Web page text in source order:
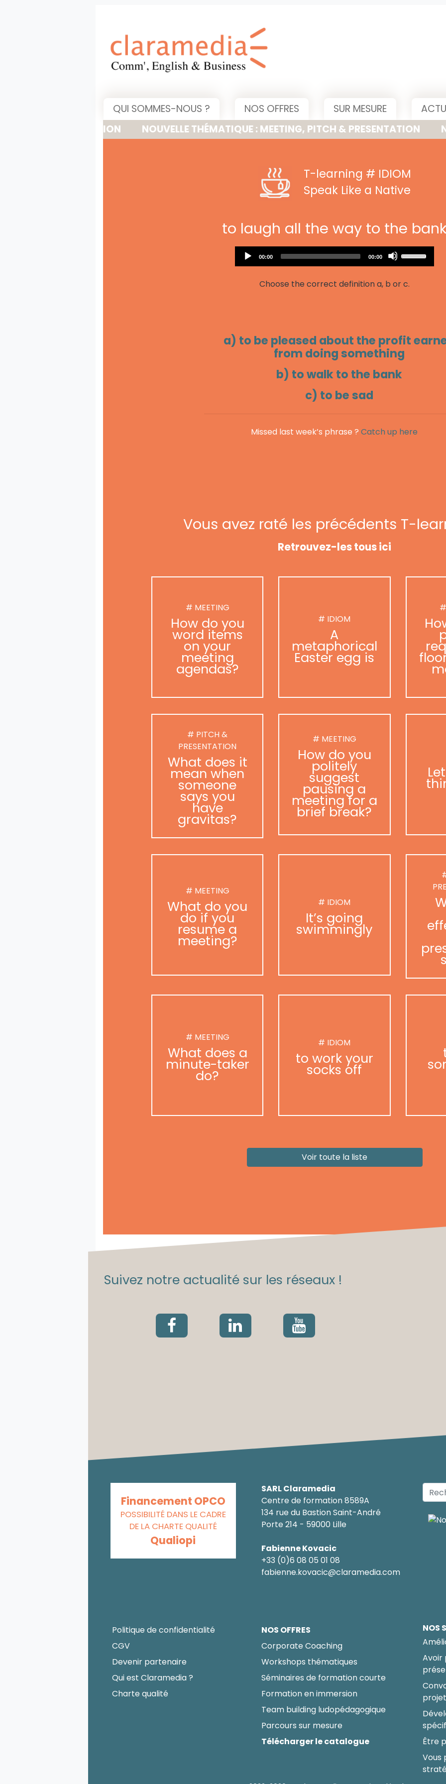
QUI SOMMES-NOUS ? NOS OFFRES SUR MESURE
NOUVELLE THÉMATIQUE : MEETING, PITCH & PRESENTATION
T-learning # IDIOM
Speak Like a Native
to laugh all the way to the
Audio
Player
Current
00:00
Total
00:00
keys
decrease
volume.
Choose the correct definition a, b or c.
a) to be pleased about the profit
from doing something
b) to walk to the bank
c) to be sad
Missed last week’s phrase ?Catch up here
Vous avez raté les précédents T-
Retrouvez-les tous ici
# MEETING
How do you
word items
on your
meeting
agendas?
# IDIOM
A
metaphorical
Easter egg is
# PITCH &
PRESENTATION
What does it
mean when
someone
says you
have
gravitas?
# MEETING
How do you
politely
suggest
pausing a
meeting for a
brief break?
# MEETING
What do you
do if you
resume a
meeting?
# IDIOM
It’s going
swimmingly
# MEETING
What does a
minute-taker
do?
# IDIOM
to work your
socks off
Voir toute la liste
Suivez notre actualité sur les réseaux !
Financement OPCO
POSSIBILITÉ DANS LE CADRE
DE LA CHARTE QUALITÉ
Qualiopi
SARL Claramedia
Centre de formation 8589A
134 rue du Bastion Saint-André
Porte 214 - 59000 Lille
Fabienne Kovacic
+33 (0)6 08 05 01 08
fabienne.kovacic@claramedia.com
Politique de confidentialité
CGV
Devenir partenaire
Qui est Claramedia ?
Charte qualité
NOS OFFRES
Corporate Coaching
Workshops thématiques
Séminaires de formation courte
Formation en immersion
Team building ludopédagogique
Parcours sur mesure
Télécharger le catalogue
NOS
Avoir
projet
Être
Vous